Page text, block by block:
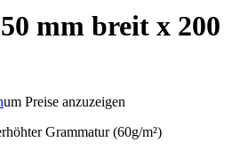
mm breit x 200
um Preise anzuzeigen
Grammatur (60g/m²)